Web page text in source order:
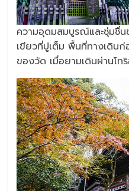
ความอุดมสมบูรณ์และชุ่มชื่
เขียวที่ปูเต็ม พื้นที่ทางเดินก่
ของวัด เมื่อยามเดินผ่านโท